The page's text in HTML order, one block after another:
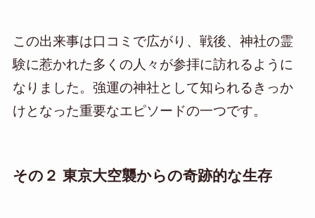
この出来事は口コミで広がり、戦後、神社の霊
験に惹かれた多くの人々が参拝に訪れるように
なりました。強運の神社として知られるきっか
けとなった重要なエピソードの一つです。
その２ 東京大空襲からの奇跡的な生存